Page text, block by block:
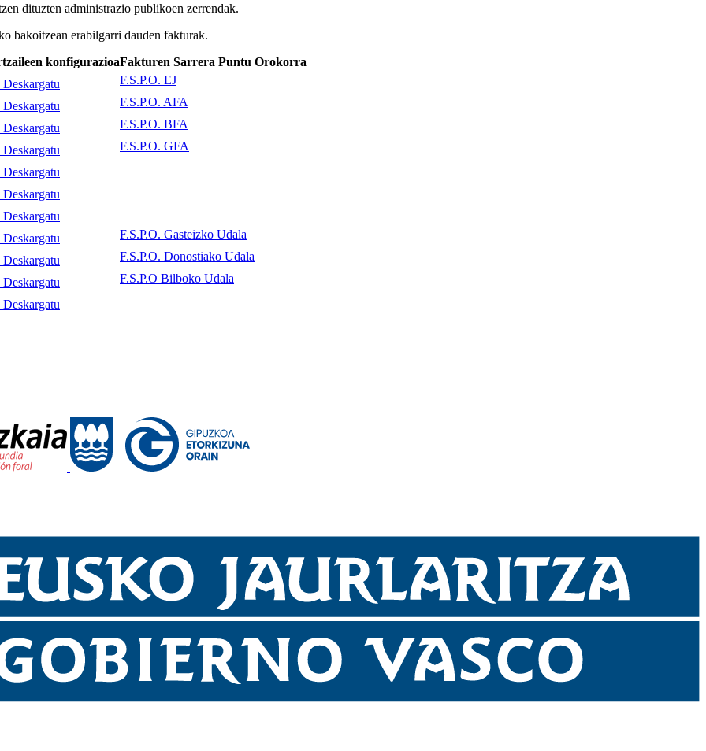
dituzten administrazio publikoen zerrendak.
bakoitzean erabilgarri dauden fakturak.
konfigurazioaFakturen Sarrera Puntu Orokorra
Deskargatu
F.S.P.O. EJ
Deskargatu
F.S.P.O. AFA
Deskargatu
F.S.P.O. BFA
Deskargatu
F.S.P.O. GFA
Deskargatu
Deskargatu
Deskargatu
Deskargatu
F.S.P.O. Gasteizko Udala
Deskargatu
F.S.P.O. Donostiako Udala
Deskargatu
F.S.P.O Bilboko Udala
Deskargatu